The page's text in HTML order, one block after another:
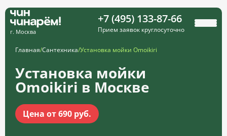
г. Москва
+7 (495) 133-87-66
Прием заявок круглосуточно
Главная/Сантехника/Установка мойки Omoikiri
Установка мойки
Omoikiri в Москве
Цена от 690 руб.